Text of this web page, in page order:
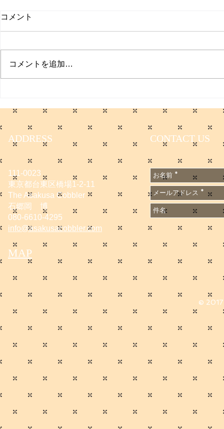
プクイチ
コメント
コメントを追加…
ADDRESS CONTACT US
111-0023
東京都台東区橋場1-2-11
The Asakusa Cobbler
石郷岡 博
080-6610-4295
info@asakusacobbler.com
MAP
© 2017